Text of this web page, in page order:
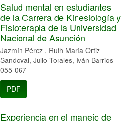
Salud mental en estudiantes
de la Carrera de Kinesiología y
Fisioterapia de la Universidad
Nacional de Asunción
Jazmín Pérez , Ruth María Ortiz
Sandoval, Julio Torales, Iván Barrios
055-067
PDF
Experiencia en el manejo de